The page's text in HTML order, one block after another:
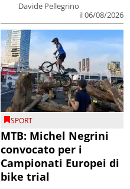
Davide Pellegrino
il 06/08/2026
SPORT
MTB: Michel Negrini
convocato per i
Campionati Europei di
bike trial